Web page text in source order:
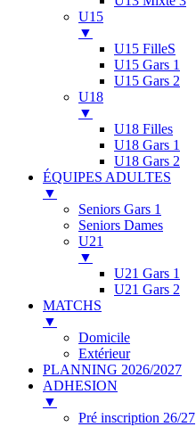
U15
▼
U15 FilleS
U15 Gars 1
U15 Gars 2
U18
▼
U18 Filles
U18 Gars 1
U18 Gars 2
ÉQUIPES ADULTES
▼
Seniors Gars 1
Seniors Dames
U21
▼
U21 Gars 1
U21 Gars 2
MATCHS
▼
Domicile
Extérieur
PLANNING 2026/2027
ADHESION
▼
Pré inscription 26/27